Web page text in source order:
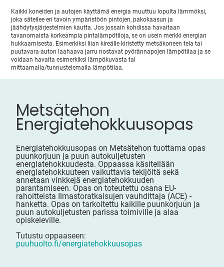
Kaikki koneiden ja autojen käyttämä energia muuttuu lopulta lämmöksi,
joka säteilee eri tavoin ympäristöön pintojen, pakokaasun ja
jäähdytysjärjestelmien kautta. Jos jossain kohdissa havaitaan
tavanomaista korkeampia pintalämpötiloja, se on usein merkki energian
hukkaamisesta. Esimerkiksi liian kireälle kiristetty metsäkoneen tela tai
puutavara-auton laahaava jarru nostavat pyörännapojen lämpötilaa ja se
voidaan havaita esimerkiksi lämpökuvasta tai
mittaamalla/tunnustelemalla lämpötilaa.
Metsätehon
Energiatehokkuusopas
Energiatehokkuusopas on Metsätehon tuottama opas
puunkorjuun ja puun autokuljetusten
energiatehokkuudesta. Oppaassa käsitellään
energiatehokkuuteen vaikuttavia tekijöitä sekä
annetaan vinkkejä energiatehokkuuden
parantamiseen. Opas on toteutettu osana EU-
rahoitteista Ilmastoratkaisujen vauhdittaja (ACE) -
hanketta. Opas on tarkoitettu kaikille puunkorjuun ja
puun autokuljetusten parissa toimiville ja alaa
opiskeleville.
Tutustu oppaaseen:
puuhuolto.fi/energiatehokkuusopas